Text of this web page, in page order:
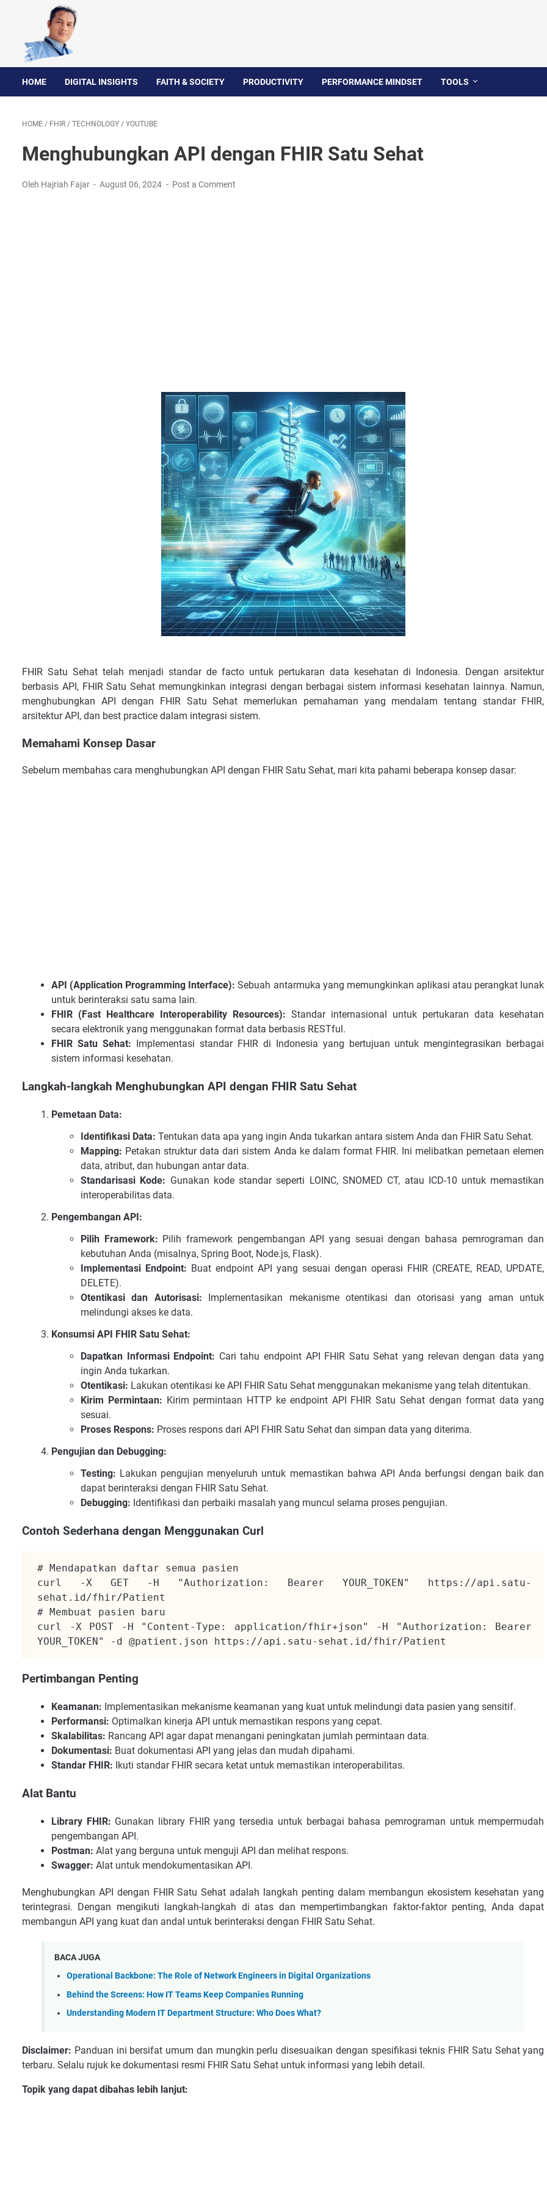
HOME DIGITAL INSIGHTS FAITH & SOCIETY PRODUCTIVITY PERFORMANCE MINDSET TOOLS
HOME / FHIR / TECHNOLOGY / YOUTUBE
Menghubungkan API dengan FHIR Satu Sehat
Oleh Hajriah Fajar August 06, 2024 Post a Comment
FHIR Satu Sehat telah menjadi standar de facto untuk pertukaran data kesehatan di Indonesia. Dengan arsitektur
berbasis API, FHIR Satu Sehat memungkinkan integrasi dengan berbagai sistem informasi kesehatan lainnya. Namun,
menghubungkan API dengan FHIR Satu Sehat memerlukan pemahaman yang mendalam tentang standar FHIR,
arsitektur API, dan best practice dalam integrasi sistem.
Memahami Konsep Dasar
Sebelum membahas cara menghubungkan API dengan FHIR Satu Sehat, mari kita pahami beberapa konsep dasar:
API (Application Programming Interface): Sebuah antarmuka yang memungkinkan aplikasi atau perangkat lunak
untuk berinteraksi satu sama lain.
FHIR (Fast Healthcare Interoperability Resources): Standar internasional untuk pertukaran data kesehatan
secara elektronik yang menggunakan format data berbasis RESTful.
FHIR Satu Sehat: Implementasi standar FHIR di Indonesia yang bertujuan untuk mengintegrasikan berbagai
sistem informasi kesehatan.
Langkah-langkah Menghubungkan API dengan FHIR Satu Sehat
Pemetaan Data:
Identifikasi Data: Tentukan data apa yang ingin Anda tukarkan antara sistem Anda dan FHIR Satu Sehat.
Mapping: Petakan struktur data dari sistem Anda ke dalam format FHIR. Ini melibatkan pemetaan elemen
data, atribut, dan hubungan antar data.
Standarisasi Kode: Gunakan kode standar seperti LOINC, SNOMED CT, atau ICD-10 untuk memastikan
interoperabilitas data.
Pengembangan API:
Pilih Framework: Pilih framework pengembangan API yang sesuai dengan bahasa pemrograman dan
kebutuhan Anda (misalnya, Spring Boot, Node.js, Flask).
Implementasi Endpoint: Buat endpoint API yang sesuai dengan operasi FHIR (CREATE, READ, UPDATE,
DELETE).
Otentikasi dan Autorisasi: Implementasikan mekanisme otentikasi dan otorisasi yang aman untuk
melindungi akses ke data.
Konsumsi API FHIR Satu Sehat:
Dapatkan Informasi Endpoint: Cari tahu endpoint API FHIR Satu Sehat yang relevan dengan data yang
ingin Anda tukarkan.
Otentikasi: Lakukan otentikasi ke API FHIR Satu Sehat menggunakan mekanisme yang telah ditentukan.
Kirim Permintaan: Kirim permintaan HTTP ke endpoint API FHIR Satu Sehat dengan format data yang
sesuai.
Proses Respons: Proses respons dari API FHIR Satu Sehat dan simpan data yang diterima.
Pengujian dan Debugging:
Testing: Lakukan pengujian menyeluruh untuk memastikan bahwa API Anda berfungsi dengan baik dan
dapat berinteraksi dengan FHIR Satu Sehat.
Debugging: Identifikasi dan perbaiki masalah yang muncul selama proses pengujian.
Contoh Sederhana dengan Menggunakan Curl
# Mendapatkan daftar semua pasien
curl -X GET -H "Authorization: Bearer YOUR_TOKEN" https://api.satu-
sehat.id/fhir/Patient
# Membuat pasien baru
curl -X POST -H "Content-Type: application/fhir+json" -H "Authorization: Bearer
YOUR_TOKEN" -d @patient.json https://api.satu-sehat.id/fhir/Patient
Pertimbangan Penting
Keamanan: Implementasikan mekanisme keamanan yang kuat untuk melindungi data pasien yang sensitif.
Performansi: Optimalkan kinerja API untuk memastikan respons yang cepat.
Skalabilitas: Rancang API agar dapat menangani peningkatan jumlah permintaan data.
Dokumentasi: Buat dokumentasi API yang jelas dan mudah dipahami.
Standar FHIR: Ikuti standar FHIR secara ketat untuk memastikan interoperabilitas.
Alat Bantu
Library FHIR: Gunakan library FHIR yang tersedia untuk berbagai bahasa pemrograman untuk mempermudah
pengembangan API.
Postman: Alat yang berguna untuk menguji API dan melihat respons.
Swagger: Alat untuk mendokumentasikan API.
Menghubungkan API dengan FHIR Satu Sehat adalah langkah penting dalam membangun ekosistem kesehatan yang
terintegrasi. Dengan mengikuti langkah-langkah di atas dan mempertimbangkan faktor-faktor penting, Anda dapat
membangun API yang kuat dan andal untuk berinteraksi dengan FHIR Satu Sehat.
BACA JUGA
Operational Backbone: The Role of Network Engineers in Digital Organizations
Behind the Screens: How IT Teams Keep Companies Running
Understanding Modern IT Department Structure: Who Does What?
Disclaimer: Panduan ini bersifat umum dan mungkin perlu disesuaikan dengan spesifikasi teknis FHIR Satu Sehat yang
terbaru. Selalu rujuk ke dokumentasi resmi FHIR Satu Sehat untuk informasi yang lebih detail.
Topik yang dapat dibahas lebih lanjut: